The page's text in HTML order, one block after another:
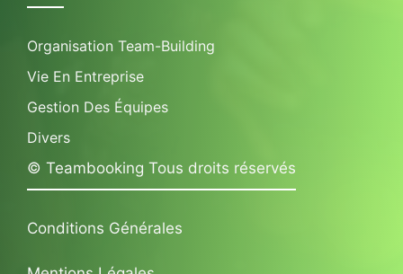
Organisation Team-Building
Vie En Entreprise
Gestion Des Équipes
Divers
© Teambooking Tous droits réservés
Conditions Générales